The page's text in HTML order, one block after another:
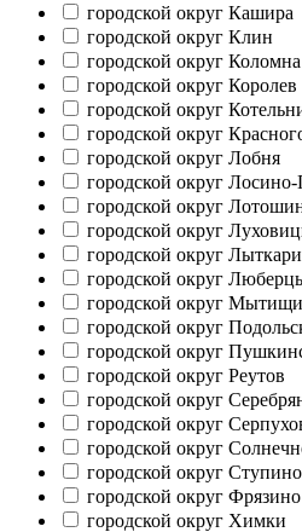
городской округ Кашира
городской округ Клин
городской округ Коломна
городской округ Королев
городской округ
городской округ
городской округ Лобня
городской округ
городской округ
городской округ
городской округ
городской округ
городской округ Мытищи
городской округ
городской округ
городской округ Реутов
городской округ
городской округ
городской округ
городской округ Ступино
городской округ Фрязино
городской округ Химки